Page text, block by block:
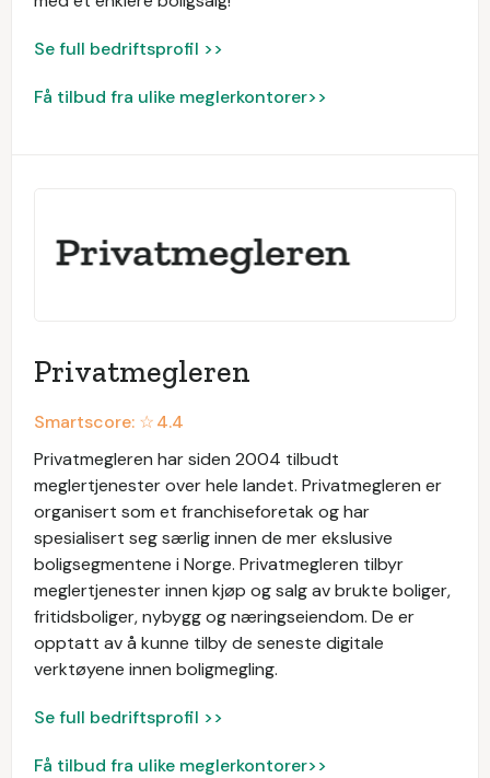
Se full bedriftsprofil >>
Få tilbud fra ulike meglerkontorer>>
Privatmegleren
Smartscore: ☆4.4
Privatmegleren har siden 2004 tilbudt
meglertjenester over hele landet. Privatmegleren er
organisert som et franchiseforetak og har
spesialisert seg særlig innen de mer ekslusive
boligsegmentene i Norge. Privatmegleren tilbyr
meglertjenester innen kjøp og salg av brukte boliger,
fritidsboliger, nybygg og næringseiendom. De er
opptatt av å kunne tilby de seneste digitale
verktøyene innen boligmegling.
Se full bedriftsprofil >>
Få tilbud fra ulike meglerkontorer>>